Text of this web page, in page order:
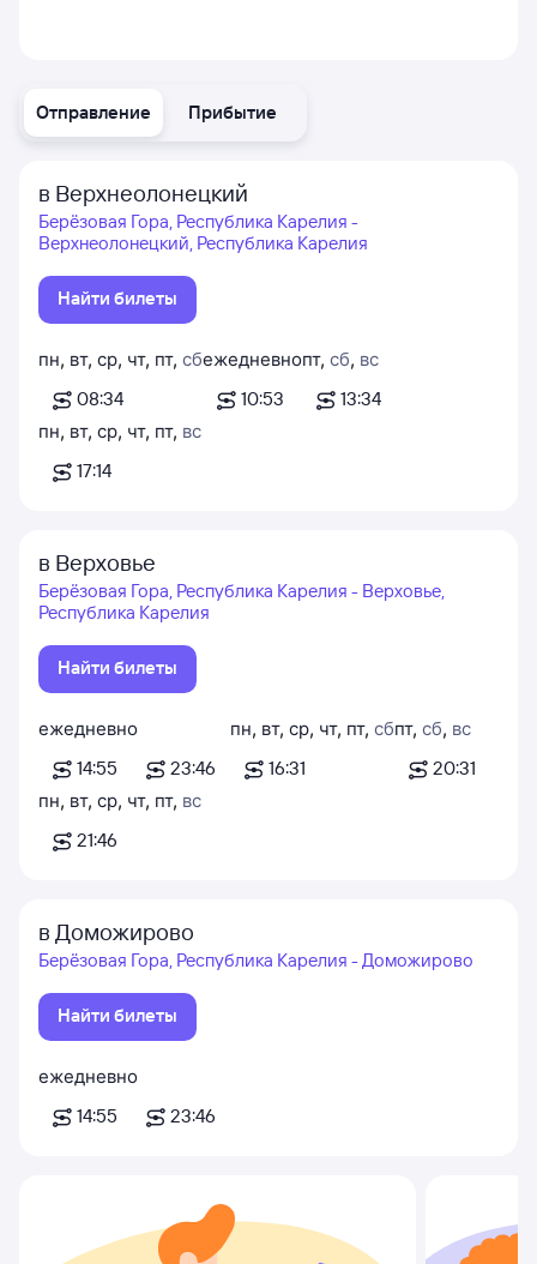
Отправление Прибытие
в Верхнеолонецкий
Берёзовая Гора, Республика Карелия -
Верхнеолонецкий, Республика Карелия
Найти билеты
пн, вт, ср, чт, пт, сб
08:34
ежедневно
10:53
пт, сб, вс
13:34
пн, вт, ср, чт, пт, вс
17:14
в Верховье
Берёзовая Гора, Республика Карелия - Верховье,
Республика Карелия
Найти билеты
ежедневно
14:55
23:46
пн, вт, ср, чт, пт, сб
16:31
пт, сб, вс
20:31
пн, вт, ср, чт, пт, вс
21:46
в Доможирово
Берёзовая Гора, Республика Карелия - Доможирово
Найти билеты
ежедневно
14:55
23:46